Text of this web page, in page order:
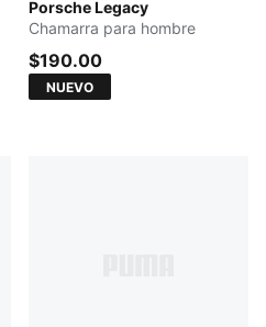
Porsche Legacy
Mouse Gray
Chamarra para hombre
$190.00
NUEVO